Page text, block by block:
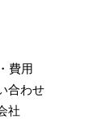
費用
合わせ
社